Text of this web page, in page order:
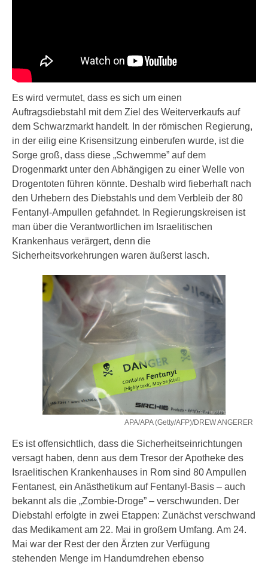
Es wird vermutet, dass es sich um einen
Auftragsdiebstahl mit dem Ziel des Weiterverkaufs auf
dem Schwarzmarkt handelt. In der römischen Regierung,
in der eilig eine Krisensitzung einberufen wurde, ist die
Sorge groß, dass diese „Schwemme” auf dem
Drogenmarkt unter den Abhängigen zu einer Welle von
Drogentoten führen könnte. Deshalb wird fieberhaft nach
den Urhebern des Diebstahls und dem Verbleib der 80
Fentanyl-Ampullen gefahndet. In Regierungskreisen ist
man über die Verantwortlichen im Israelitischen
Krankenhaus verärgert, denn die
Sicherheitsvorkehrungen waren äußerst lasch.
APA/APA (Getty/AFP)/DREW ANGERER
Es ist offensichtlich, dass die Sicherheitseinrichtungen
versagt haben, denn aus dem Tresor der Apotheke des
Israelitischen Krankenhauses in Rom sind 80 Ampullen
Fentanest, ein Anästhetikum auf Fentanyl-Basis – auch
bekannt als die „Zombie-Droge” – verschwunden. Der
Diebstahl erfolgte in zwei Etappen: Zunächst verschwand
das Medikament am 22. Mai in großem Umfang. Am 24.
Mai war der Rest der den Ärzten zur Verfügung
stehenden Menge im Handumdrehen ebenso